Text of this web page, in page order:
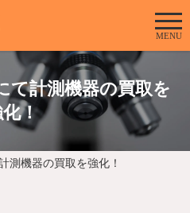
MENU
て計測機器の買取を
！
測機器の買取を強化！